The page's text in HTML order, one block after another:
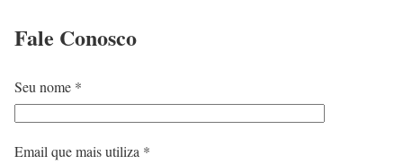
Fale Conosco
Seu nome *
Email que mais utiliza *